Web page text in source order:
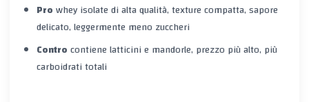
Prowhey isolate di alta qualità, texture compatta, sapore
delicato, leggermente meno zuccheri
Controcontiene latticini e mandorle, prezzo più alto, più
carboidrati totali